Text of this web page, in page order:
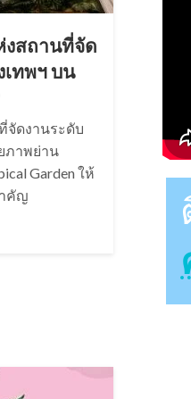
งสถานที่จัด
เทพฯ บน
จัดงานระดับ
ภาพย่าน
Garden ให้
คัญ